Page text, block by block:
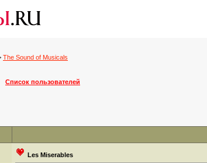
The Sound of Musicals
Список пользователей
Les Miserables